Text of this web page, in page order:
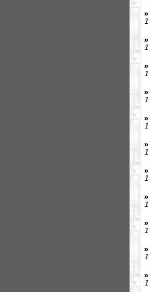
»
1
»
1
»
1
»
1
»
1
»
1
»
1
»
1
»
1
»
1
»
1